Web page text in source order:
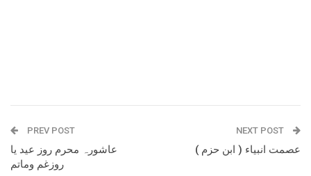
PREV POST
عاشورہ محرم روز عید یا
روزغم وماتم
NEXT POST
عصمت انبیاء ( ابن حزم )